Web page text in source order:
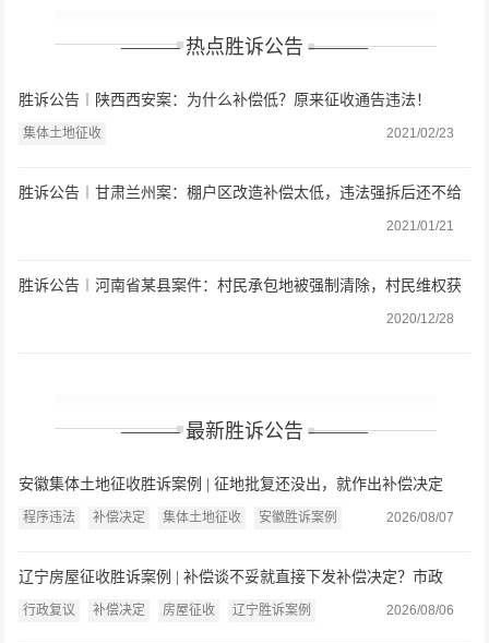
——— 热点胜诉公告 ———
胜诉公告︱陕西西安案：为什么补偿低？原来征收通告违法！
集体土地征收 2021/02/23
胜诉公告︱甘肃兰州案：棚户区改造补偿太低，违法强拆后还不给
2021/01/21
胜诉公告︱河南省某县案件：村民承包地被强制清除，村民维权获
2020/12/28
——— 最新胜诉公告 ———
安徽集体土地征收胜诉案例 | 征地批复还没出，就作出补偿决定
了？法院：缺乏法律依据，连同复议决定一并撤销
程序违法 补偿决定 集体土地征收 安徽胜诉案例 2026/08/07
辽宁房屋征收胜诉案例 | 补偿谈不妥就直接下发补偿决定？市政
府：认定事实不清、程序严重违法
行政复议 补偿决定 房屋征收 辽宁胜诉案例 2026/08/06